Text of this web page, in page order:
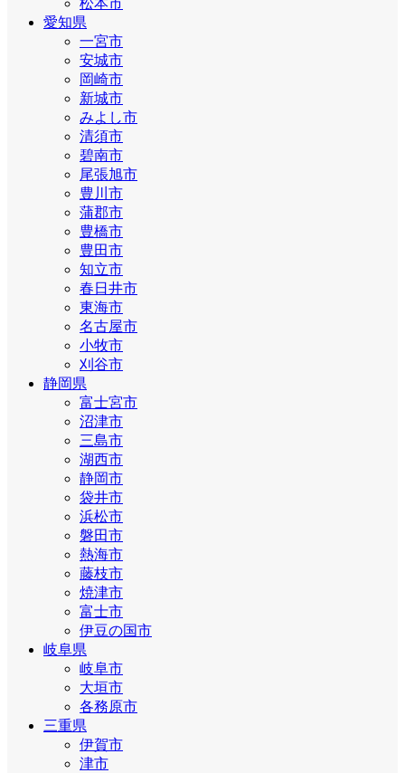
愛知県
一宮市
安城市
岡崎市
新城市
みよし市
清須市
碧南市
尾張旭市
豊川市
蒲郡市
豊橋市
豊田市
知立市
春日井市
東海市
名古屋市
小牧市
刈谷市
静岡県
富士宮市
沼津市
三島市
湖西市
静岡市
袋井市
浜松市
磐田市
熱海市
藤枝市
焼津市
富士市
伊豆の国市
岐阜県
岐阜市
大垣市
各務原市
三重県
伊賀市
津市